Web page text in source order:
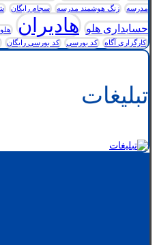
مدرسه
زنگ هوشمند مدرسه سجام رایگان
حسابداری هلو هادیران هلو
کارگزاری آگاه
کد بورسی کد بورسی رایگان
تبلیغات